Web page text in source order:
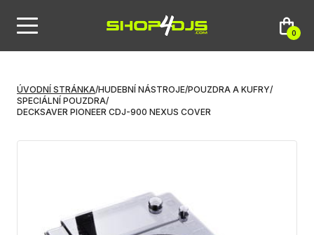
0
ÚVODNÍ STRÁNKA/HUDEBNÍ NÁSTROJE/POUZDRA A KUFRY/
SPECIÁLNÍ POUZDRA/
DECKSAVER PIONEER CDJ-900 NEXUS COVER